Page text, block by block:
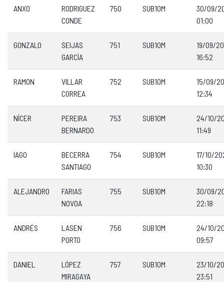
ANXO
RODRIGUEZ
CONDE
750 SUB10M
30/09/
01:00
GONZALO
SEIJAS
GARCÍA
751 SUB10M
19/09/
16:52
RAMON
VILLAR
CORREA
752 SUB10M
15/09/
12:34
NÍCER
PEREIRA
BERNARDO
753 SUB10M
24/10/
11:49
IAGO
BECERRA
SANTIAGO
754 SUB10M
17/10/
10:30
ALEJANDRO
FARIAS
NOVOA
755 SUB10M
30/09/
22:18
ANDRÉS
LASEN
PORTO
756 SUB10M
24/10/
09:57
DANIEL
LÓPEZ
MIRAGAYA
757 SUB10M
23/10/
23:51